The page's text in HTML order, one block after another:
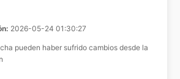
2026-05-24 01:30:27
pueden haber sufrido cambios desde la